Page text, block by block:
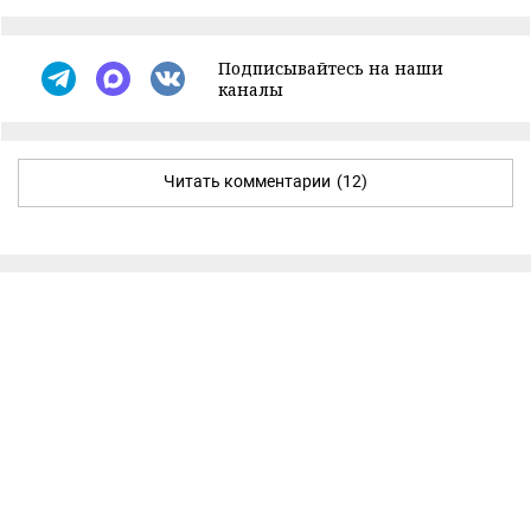
Подписывайтесь на наши
каналы
Читать комментарии (12)